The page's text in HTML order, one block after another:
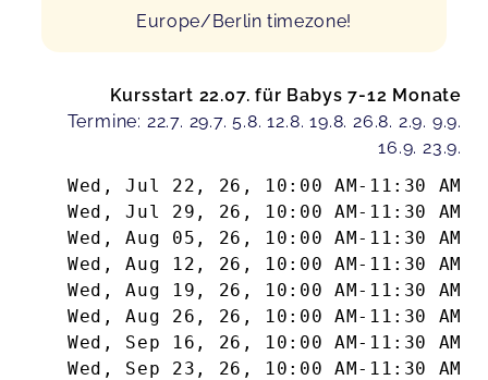
Europe/Berlin timezone!
Kursstart 22.07. für Babys 7-12 Monate
Termine: 22.7. 29.7. 5.8. 12.8. 19.8. 26.8. 2.9. 9.9.
16.9. 23.9.
Wed, Jul 22, 26 , 10:00 AM- 11:30 AM
Wed, Jul 29, 26 , 10:00 AM- 11:30 AM
Wed, Aug 05, 26 , 10:00 AM- 11:30 AM
Wed, Aug 12, 26 , 10:00 AM- 11:30 AM
Wed, Aug 19, 26 , 10:00 AM- 11:30 AM
Wed, Aug 26, 26 , 10:00 AM- 11:30 AM
Wed, Sep 16, 26 , 10:00 AM- 11:30 AM
Wed, Sep 23, 26 , 10:00 AM- 11:30 AM